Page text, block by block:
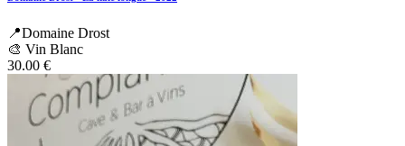
📍Domaine Drost
🎨 Vin Blanc
30.00 €